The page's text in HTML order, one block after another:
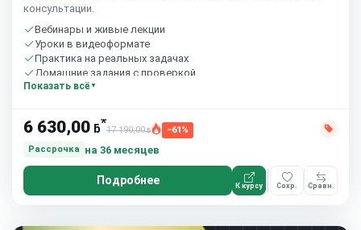
консультации.
Вебинары и живые лекции
Уроки в видеоформате
Практика на реальных задачах
Домашние задания с проверкой
Сообщество студентов
Показать всё
6 630,00 ƃ*
17 190,00ƃ
−61%
Рассрочка
на 36 месяцев
Подробнее К курсу Сохр. Сравн.